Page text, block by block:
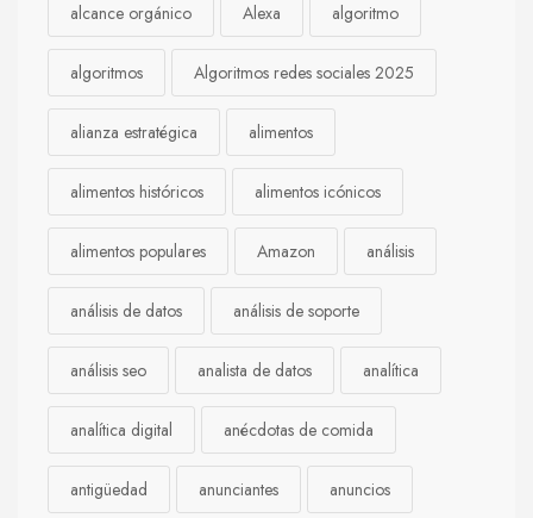
alcance orgánico Alexa algoritmo
algoritmos Algoritmos redes sociales 2025
alianza estratégica alimentos
alimentos históricos alimentos icónicos
alimentos populares Amazon análisis
análisis de datos análisis de soporte
análisis seo analista de datos analítica
analítica digital anécdotas de comida
antigüedad anunciantes anuncios